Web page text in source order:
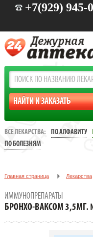
+7(929) 945-
ВСЕ ЛЕКАРСТВА: ПО АЛФАВИТУ
ПО БОЛЕЗНЯМ
Главная страница Лекарства
ИММУНОПРЕПАРАТЫ
БРОНХО-ВАКСОМ 3,5МГ.